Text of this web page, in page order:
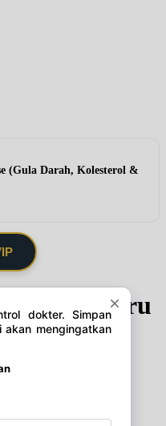
(Gula Darah, Kolesterol &
terbaru